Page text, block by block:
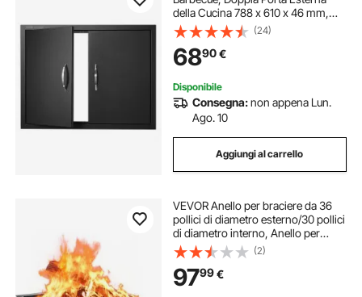
della Cucina 788 x 610 x 46 mm,
Porta a Piastra Fredda da Incasso,
con Maniglie, per Isola Barbecue,
Armadio da Esterno, Giardino,
Nero
(24)
6890€
Disponibile
Consegna:non appena Lun.
Ago. 10
Aggiungi al carrello
VEVOR Anello per braciere da 36
pollici di diametro esterno/30 pollici
di diametro interno, Anello per
bracieri di spessore 1,5 mm, Anello
in acciaio fai-da-te Fodera per
braciere cortile
(2)
9799€